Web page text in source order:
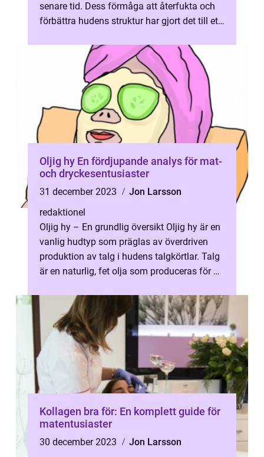
senare tid. Dess förmåga att återfukta och
förbättra hudens struktur har gjort det till ett
Oljig hy En fördjupande analys för mat-
och dryckesentusiaster
31 december 2023
Jon Larsson
redaktionel
Oljig hy – En grundlig översikt Oljig hy är en
vanlig hudtyp som präglas av överdriven
produktion av talg i hudens talgkörtlar. Talg
är en naturlig, fet olja som produceras för att
Kollagen bra för: En komplett guide för
matentusiaster
30 december 2023
Jon Larsson